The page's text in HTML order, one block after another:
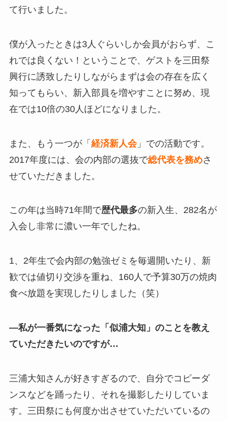
て行いました。
僕が入ったときは3人ぐらいしか会員がおらず、こ
れでは良くない！ということで、ゲストを三田祭
興行に誘致したりしながらまずは会の存在を広く
知ってもらい、新入部員を増やすことに努め、現
在では10倍の30人ほどになりました。
また、もう一つが「 経済新人会」での活動です。
2017年度には、会の内部の選抜で総代表を務めさ
せていただきました。
この年は当時71年間で歴代最多の新入生、282名が
入会し非常に濃い一年でしたね。
1、2年生で会内部の勉強ゼミを毎週開いたり、新
歓では値切り交渉を重ね、160人で予算30万の焼肉
食べ放題を実現したりしました（笑）
—私が一番気になった「似浦大知」のことを教え
ていただきたいのですが…
三浦大知さんが好きすぎるので、自分でコピーダ
ンスなどを踊ったり、それを撮影したりしていま
す。三田祭にも何度か出させていただいているの